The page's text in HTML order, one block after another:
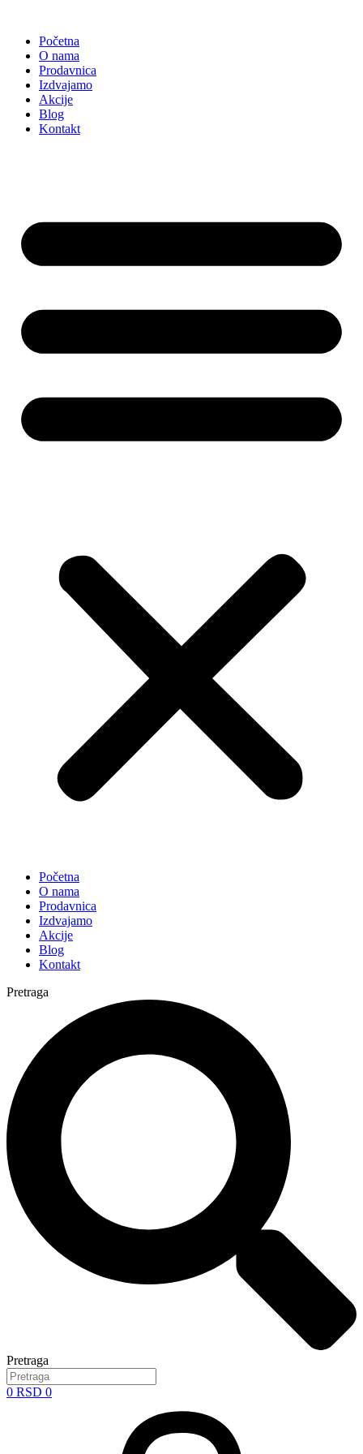
sadržajPočetna
O nama
Prodavnica
Izdvajamo
Akcije
Blog
Kontakt
Početna
O nama
Prodavnica
Izdvajamo
Akcije
Blog
Kontakt
Pretraga
Pretraga
0 RSD 0